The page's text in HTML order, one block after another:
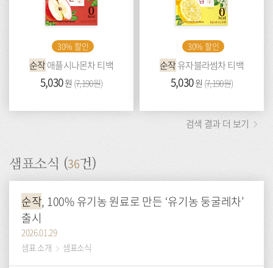
30% 할인
순작애플시나몬차 티백
가
5,030원 (이
7,190원)
30% 할인
순작유자블라썸차 티백
가
5,030원 (이
격:
7,190원)
검색 결과 더 보기
샘표소식 (36건)
순작, 100% 유기농 원료로 만든 ‘유기농 둥굴레차’
출시
2026.01.29
샘표 소개
샘표소식